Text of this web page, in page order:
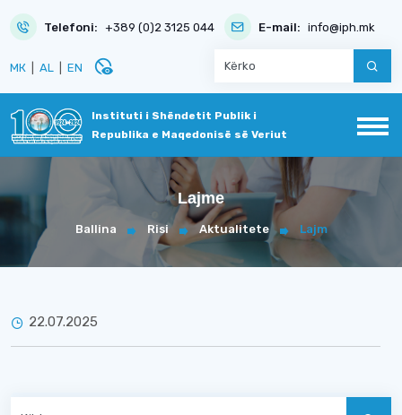
Telefoni: +389 (0)2 3125 044 E-mail: info@iph.mk
МК AL EN disabled_visible
Instituti i Shëndetit Publik i
Republika e Maqedonisë së Veriut
Lajme
Ballina Risi Aktualitete Lajm
22.07.2025